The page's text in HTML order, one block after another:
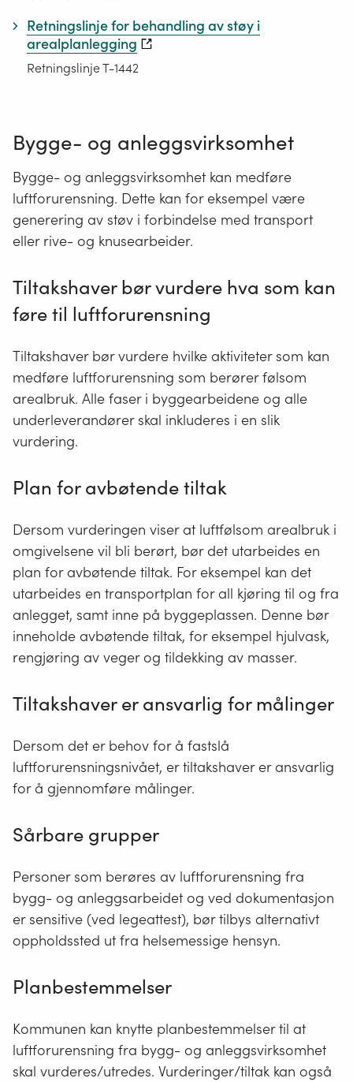
Retningslinje for behandling av støy i
arealplanlegging
Retningslinje T-1442
Bygge- og anleggsvirksomhet
Bygge- og anleggsvirksomhet kan medføre
luftforurensning. Dette kan for eksempel være
generering av støv i forbindelse med transport
eller rive- og knusearbeider.
Tiltakshaver bør vurdere hva som kan
føre til luftforurensning
Tiltakshaver bør vurdere hvilke aktiviteter som kan
medføre luftforurensning som berører følsom
arealbruk. Alle faser i byggearbeidene og alle
underleverandører skal inkluderes i en slik
vurdering.
Plan for avbøtende tiltak
Dersom vurderingen viser at luftfølsom arealbruk i
omgivelsene vil bli berørt, bør det utarbeides en
plan for avbøtende tiltak. For eksempel kan det
utarbeides en transportplan for all kjøring til og fra
anlegget, samt inne på byggeplassen. Denne bør
inneholde avbøtende tiltak, for eksempel hjulvask,
rengjøring av veger og tildekking av masser.
Tiltakshaver er ansvarlig for målinger
Dersom det er behov for å fastslå
luftforurensningsnivået, er tiltakshaver er ansvarlig
for å gjennomføre målinger.
Sårbare grupper
Personer som berøres av luftforurensning fra
bygg- og anleggsarbeidet og ved dokumentasjon
er sensitive (ved legeattest), bør tilbys alternativt
oppholdssted ut fra helsemessige hensyn.
Planbestemmelser
Kommunen kan knytte planbestemmelser til at
luftforurensning fra bygg- og anleggsvirksomhet
skal vurderes/utredes. Vurderinger/tiltak kan også